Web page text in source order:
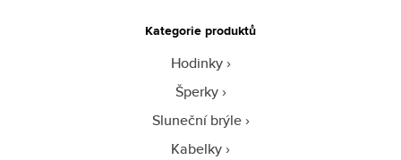
Kategorie produktů
Hodinky
Šperky
Sluneční brýle
Kabelky